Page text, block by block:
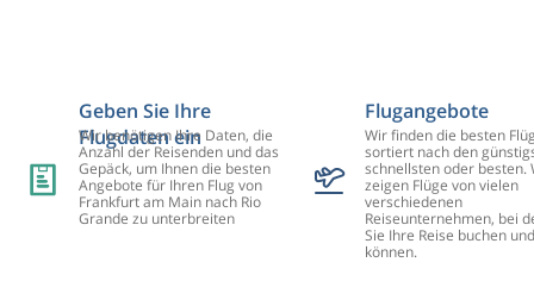
Geben Sie Ihre
Flugdaten ein
Wir benötigen Ihre Daten, die
Anzahl der Reisenden und das
Gepäck, um Ihnen die besten
Angebote für Ihren Flug von
Frankfurt am Main nach Rio
Grande zu unterbreiten
Flugangebote
Wir finden die besten
sortiert nach den
schnellsten oder besten.
zeigen Flüge von vielen
verschiedenen
Reiseunternehmen, bei
Sie Ihre Reise buchen
können.